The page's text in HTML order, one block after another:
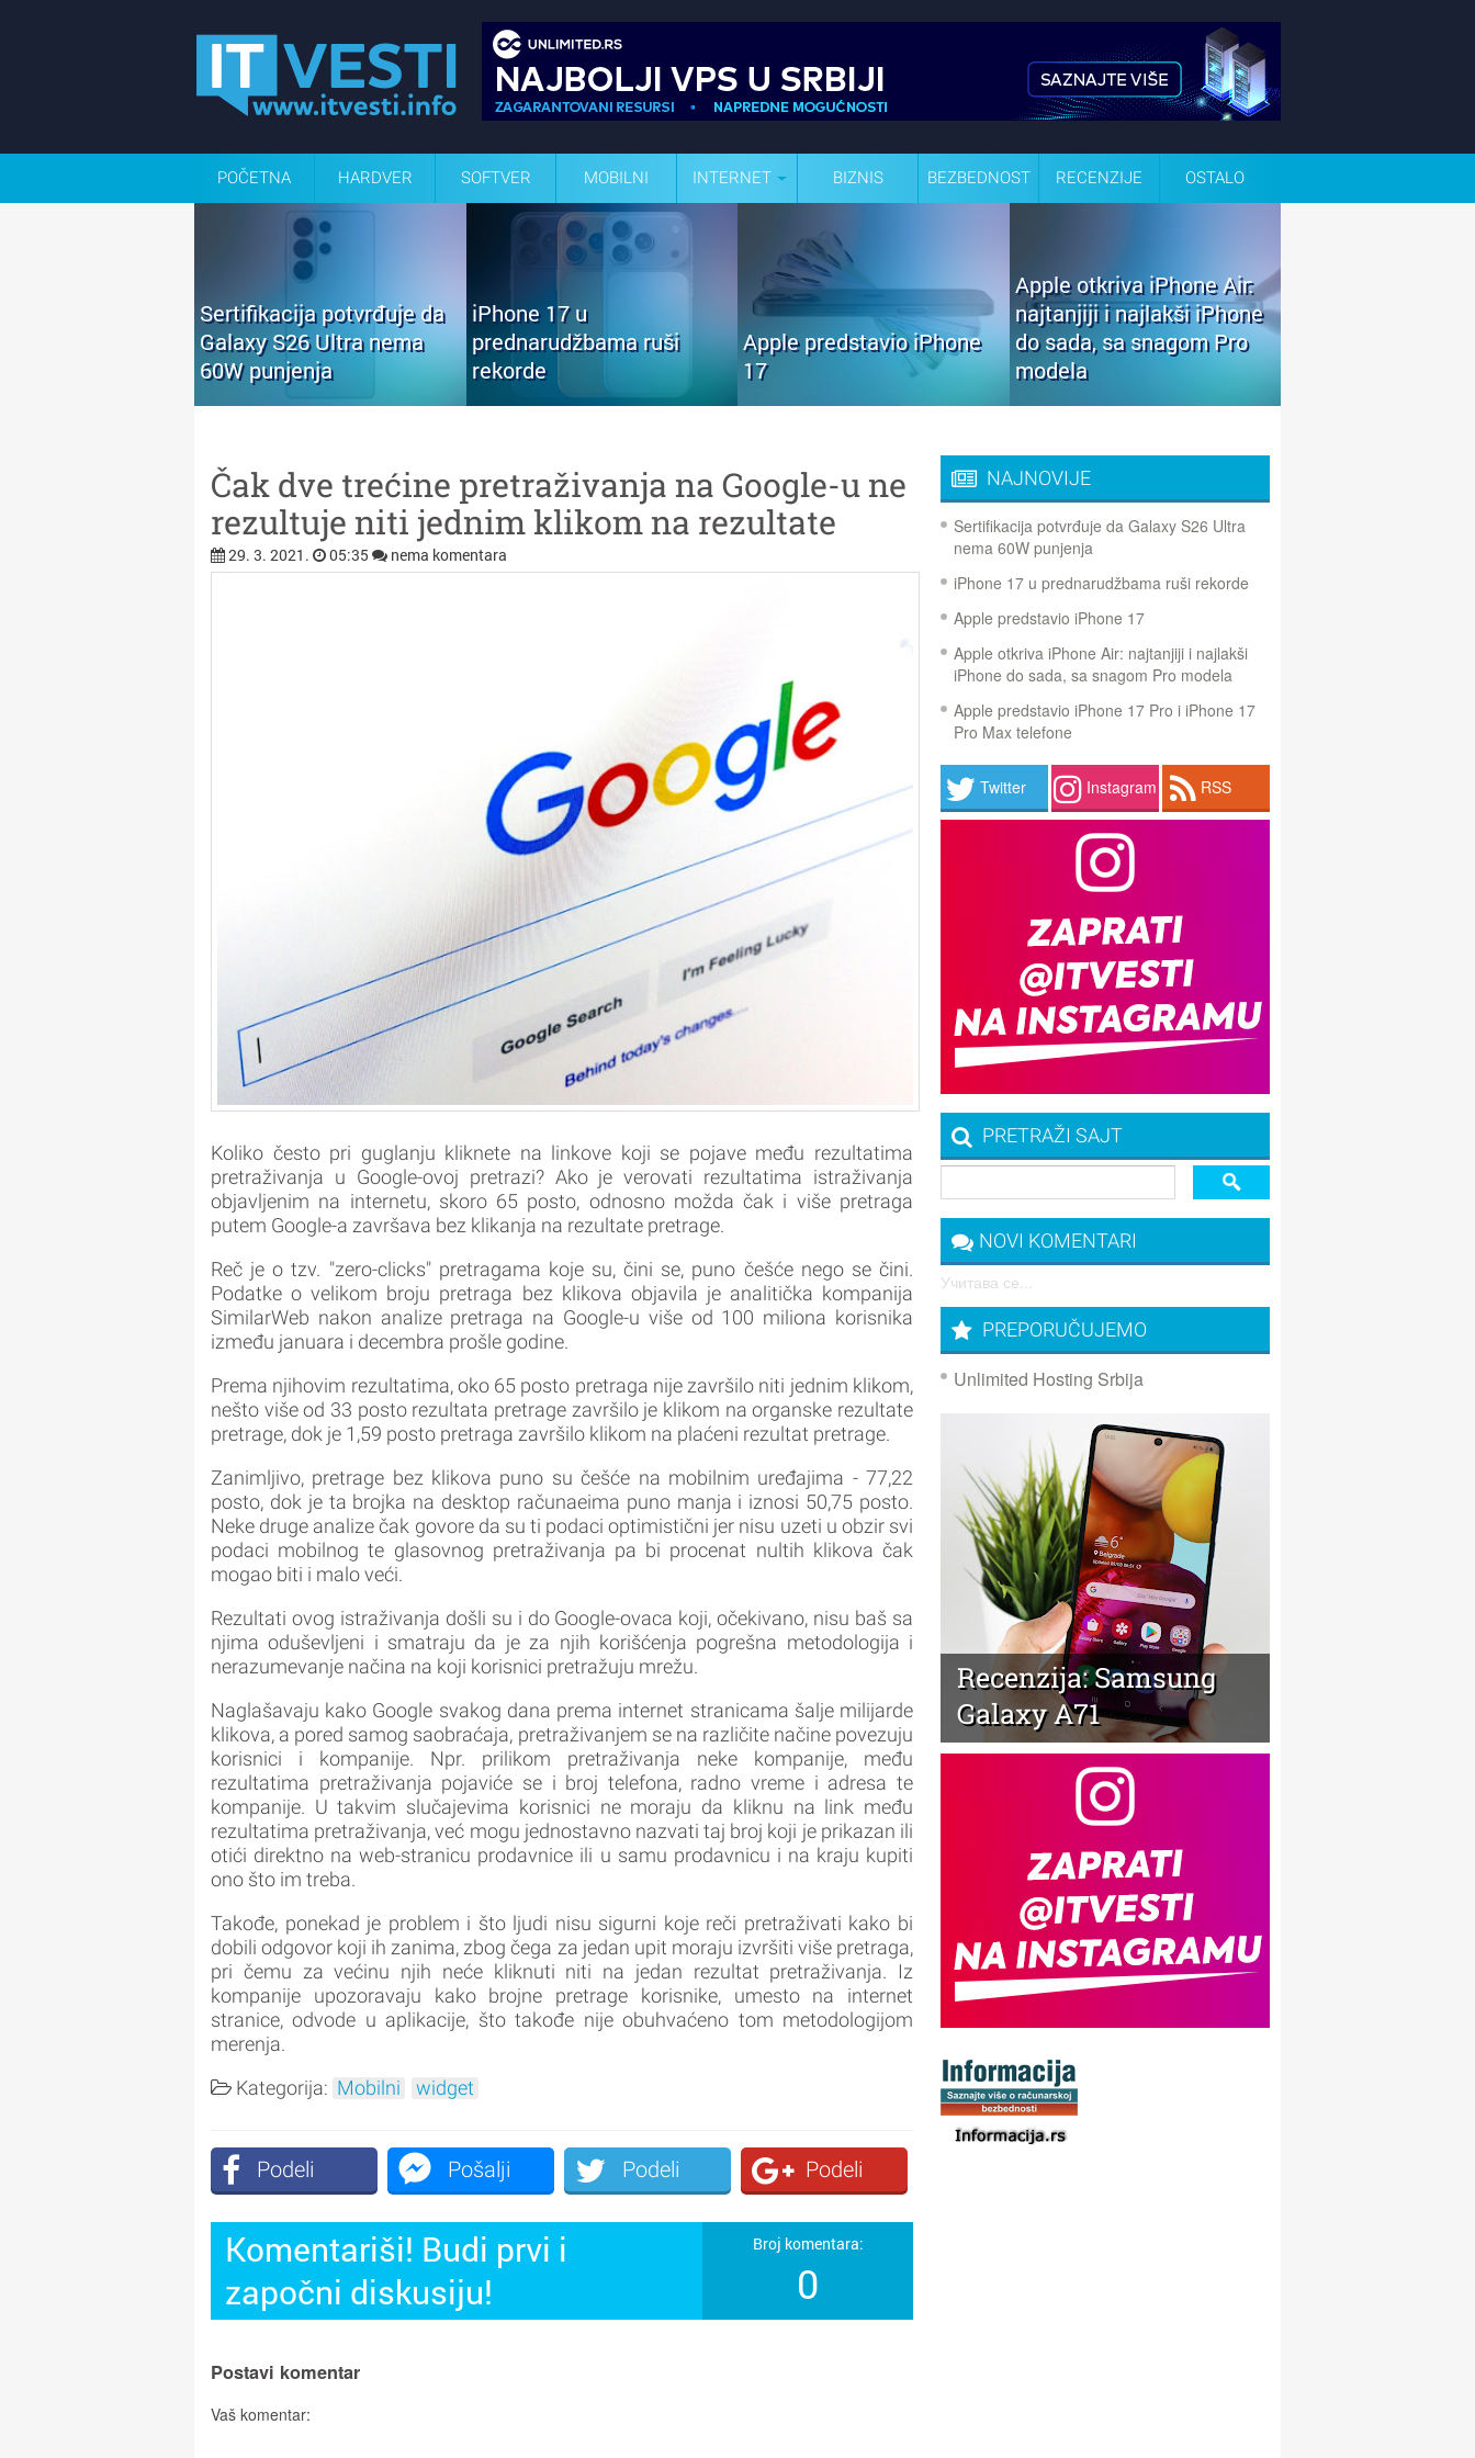
POČETNA HARDVER SOFTVER MOBILNI INTERNET BIZNIS BEZBEDNOST RECENZIJE OSTALO
Sertifikacija potvrđuje da
Galaxy S26 Ultra nema
60W punjenja
iPhone 17 u
prednarudžbama ruši
rekorde
Apple predstavio iPhone
17
Apple otkriva iPhone Air:
najtanjiji i najlakši iPhone
do sada, sa snagom Pro
modela
Čak dve trećine pretraživanja na Google-u ne
rezultuje niti jednim klikom na rezultate
29. 3. 2021. 05:35 nema komentara
Koliko često pri guglanju kliknete na linkove koji se pojave među rezultatima
pretraživanja u Google-ovoj pretrazi? Ako je verovati rezultatima istraživanja
objavljenim na internetu, skoro 65 posto, odnosno možda čak i više pretraga
putem Google-a završava bez klikanja na rezultate pretrage.
Reč je o tzv. "zero-clicks" pretragama koje su, čini se, puno češće nego se čini.
Podatke o velikom broju pretraga bez klikova objavila je analitička kompanija
SimilarWeb nakon analize pretraga na Google-u više od 100 miliona korisnika
između januara i decembra prošle godine.
Prema njihovim rezultatima, oko 65 posto pretraga nije završilo niti jednim klikom,
nešto više od 33 posto rezultata pretrage završilo je klikom na organske rezultate
pretrage, dok je 1,59 posto pretraga završilo klikom na plaćeni rezultat pretrage.
Zanimljivo, pretrage bez klikova puno su češće na mobilnim uređajima - 77,22
posto, dok je ta brojka na desktop računaeima puno manja i iznosi 50,75 posto.
Neke druge analize čak govore da su ti podaci optimistični jer nisu uzeti u obzir svi
podaci mobilnog te glasovnog pretraživanja pa bi procenat nultih klikova čak
mogao biti i malo veći.
Rezultati ovog istraživanja došli su i do Google-ovaca koji, očekivano, nisu baš sa
njima oduševljeni i smatraju da je za njih korišćenja pogrešna metodologija i
nerazumevanje načina na koji korisnici pretražuju mrežu.
Naglašavaju kako Google svakog dana prema internet stranicama šalje milijarde
klikova, a pored samog saobraćaja, pretraživanjem se na različite načine povezuju
korisnici i kompanije. Npr. prilikom pretraživanja neke kompanije, među
rezultatima pretraživanja pojaviće se i broj telefona, radno vreme i adresa te
kompanije. U takvim slučajevima korisnici ne moraju da kliknu na link među
rezultatima pretraživanja, već mogu jednostavno nazvati taj broj koji je prikazan ili
otići direktno na web-stranicu prodavnice ili u samu prodavnicu i na kraju kupiti
ono što im treba.
Takođe, ponekad je problem i što ljudi nisu sigurni koje reči pretraživati kako bi
dobili odgovor koji ih zanima, zbog čega za jedan upit moraju izvršiti više pretraga,
pri čemu za većinu njih neće kliknuti niti na jedan rezultat pretraživanja. Iz
kompanije upozoravaju kako brojne pretrage korisnike, umesto na internet
stranice, odvode u aplikacije, što takođe nije obuhvaćeno tom metodologijom
merenja.
Kategorija: Mobilni widget
Podeli Pošalji Podeli Podeli
Komentariši! Budi prvi i
započni diskusiju!
Broj komentara:
0
Postavi komentar
Vaš komentar:
NAJNOVIJE
Sertifikacija potvrđuje da Galaxy S26 Ultra
nema 60W punjenja
iPhone 17 u prednarudžbama ruši rekorde
Apple predstavio iPhone 17
Apple otkriva iPhone Air: najtanjiji i najlakši
iPhone do sada, sa snagom Pro modela
Apple predstavio iPhone 17 Pro i iPhone 17
Pro Max telefone
Twitter Instagram RSS
PRETRAŽI SAJT
NOVI KOMENTARI
Учитава се...
PREPORUČUJEMO
Unlimited Hosting Srbija
Recenzija: Samsung
Galaxy A71